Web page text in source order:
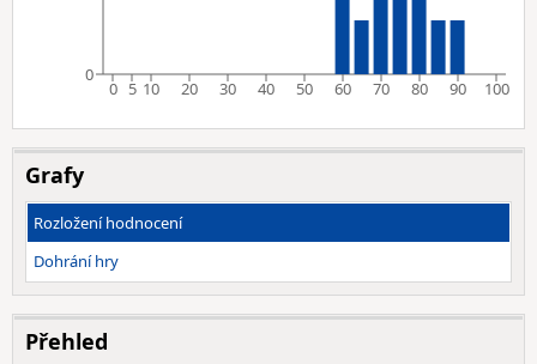
0 5 10 20 30 40 50 60 70 80 90 100
0
Grafy
Rozložení hodnocení
Dohrání hry
Přehled